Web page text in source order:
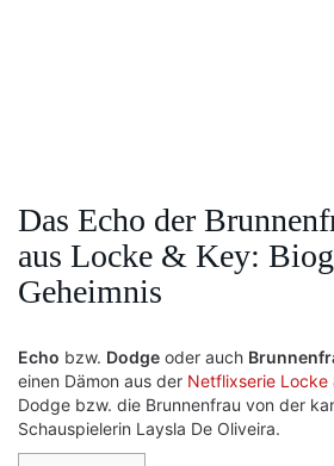
Das Echo der
aus Locke & Key:
Geheimnis
Echo bzw. Dodge oder auch
einen Dämon aus der Netflixserie Locke
Dodge bzw. die Brunnenfrau von der
Schauspielerin Laysla De Oliveira.